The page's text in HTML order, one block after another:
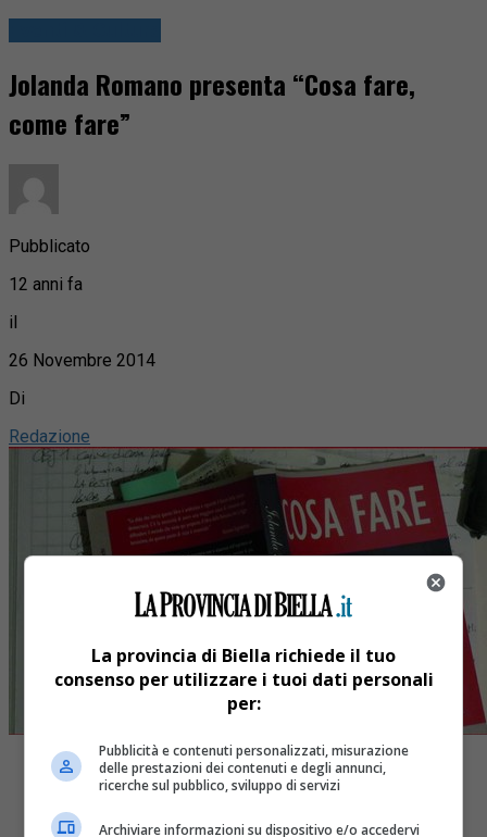
Jolanda Romano presenta “Cosa fare,
come fare”
Pubblicato
12 anni fa
il
26 Novembre 2014
Di
Redazione
La provincia di Biella richiede il tuo
consenso per utilizzare i tuoi dati personali
per:
Pubblicità e contenuti personalizzati, misurazione
delle prestazioni dei contenuti e degli annunci,
ricerche sul pubblico, sviluppo di servizi
Archiviare informazioni su dispositivo e/o accedervi